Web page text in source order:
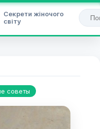
Секрети жіночого
світу
советы